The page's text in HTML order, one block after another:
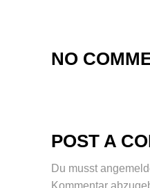
NO
POST A
Du musst
Kommentar